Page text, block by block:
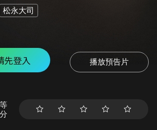
松永大司
先登入 播放預告片